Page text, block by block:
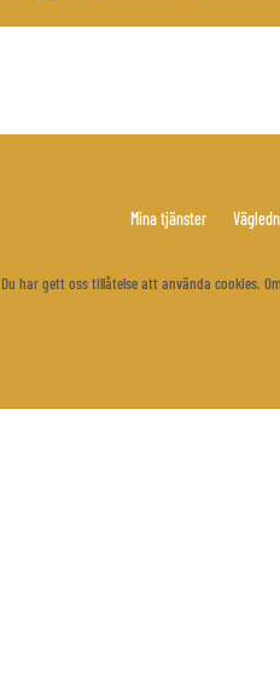
Mina tjänster
Du har gett oss tillåtelse att använda cookies.